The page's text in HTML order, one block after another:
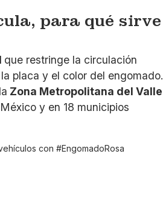
para qué sirve
que restringe la circulación
placa y el color del engomado.
Zona Metropolitana del Valle
y en 18 municipios
con#EngomadoRosa